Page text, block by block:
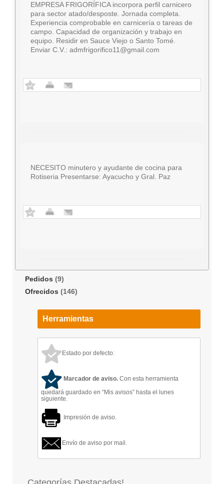
EMPRESA FRIGORÍFICA incorpora perfil carnicero
para sector atado/desposte. Jornada completa.
Experiencia comprobable en carnicería o tareas de
campo. Capacidad de organización y trabajo en
equipo. Residir en Sauce Viejo o Santo Tomé.
Enviar C.V.: admfrigorifico11@gmail.com
NECESITO minutero y ayudante de cocina para
Rotiseria Presentarse: Ayacucho y Gral. Paz
Pedidos (9)
Ofrecidos (146)
Herramientas
Estado por defecto:
Marcador de aviso. Con esta herramienta
quedará guardado en “Mis avisos” hasta el lunes
siguiente.
Impresión de aviso.
Envío de aviso por mail.